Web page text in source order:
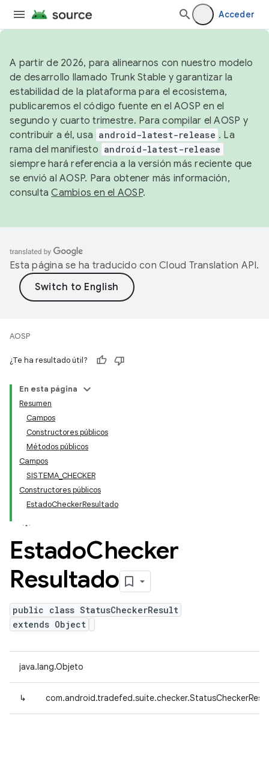
Acceder
A partir de 2026, para alinearnos con nuestro modelo
de desarrollo llamado Trunk Stable y garantizar la
estabilidad de la plataforma para el ecosistema,
publicaremos el código fuente en el AOSP en el
segundo y cuarto trimestre. Para compilar el AOSP y
contribuir a él, usa android-latest-release . La
rama del manifiesto android-latest-release
siempre hará referencia a la versión más reciente que
se envió al AOSP. Para obtener más información,
consultaCambios en el AOSP.
Esta página se ha traducido con Cloud Translation API.
AOSP
¿Te ha resultado útil?
En esta página
Resumen
Campos
Constructores públicos
Métodos públicos
Campos
SISTEMA_CHECKER
Constructores públicos
EstadoCheckerResultado
EstadoChecker
Resultado
public class StatusCheckerResult
extends Object
java.lang.Objeto
↳